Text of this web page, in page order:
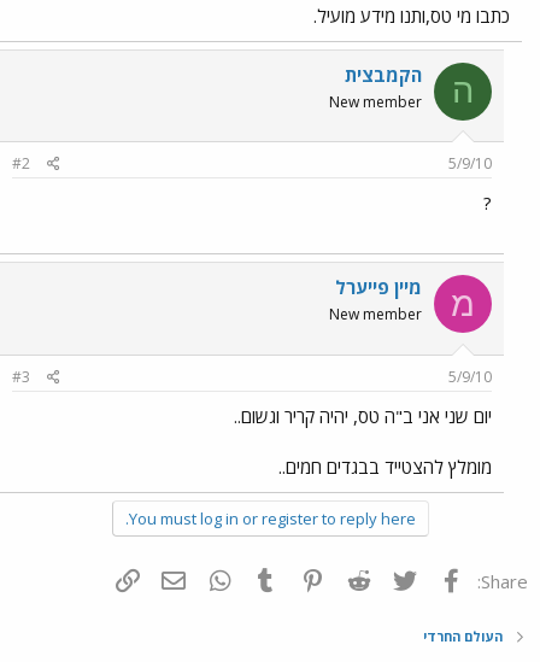
כתבו מי טס,ותנו מידע מועיל.
ה הקמבצית
New member
5/9/10
#2
?
מ מיין פייערל
New member
5/9/10
#3
יום שני אני ב"ה טס, יהיה קריר וגשום..
מומלץ להצטייד בבגדים חמים..
You must log in or register to reply here.
Share: פייסבוק Twitter
Reddit
Pinterest
Tumblr
WhatsAppדואר אלקטרוני
העולם החרדי